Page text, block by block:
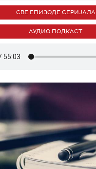
СВЕ ЕПИЗОДЕ СЕРИЈАЛА
АУДИО ПОДКАСТ